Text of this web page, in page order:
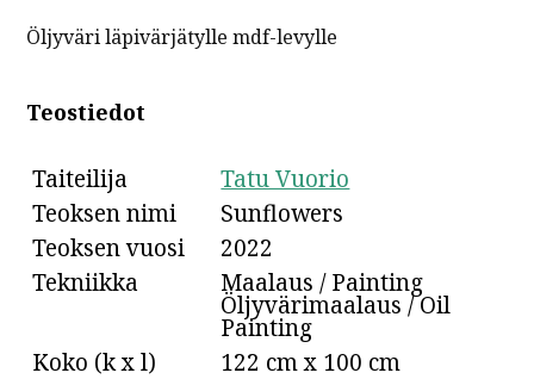
Öljyväri läpivärjätylle mdf-levylle
Teostiedot
Taiteilija
Tatu Vuorio
Teoksen nimi
Sunflowers
Teoksen vuosi
2022
Tekniikka
Maalaus / Painting
Öljyvärimaalaus / Oil
Painting
Koko (k x l)
122 cm x 100 cm